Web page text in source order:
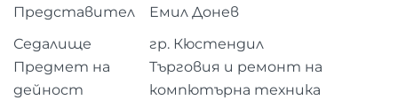
Представител
Емил Донев
Седалище
гр. Кюстендил
Предмет на
дейност
Търговия и ремонт на
компютърна техника